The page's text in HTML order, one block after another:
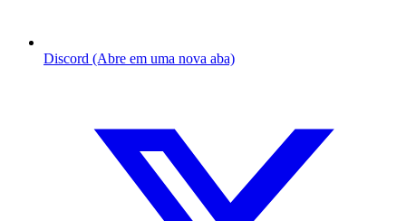
Discord (Abre em uma nova aba)